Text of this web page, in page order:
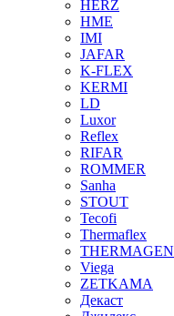
HERZ
HME
IMI
JAFAR
K-FLEX
KERMI
LD
Luxor
Reflex
RIFAR
ROMMER
Sanha
STOUT
Tecofi
Thermaflex
Viega
ZETKAMA
Декаст